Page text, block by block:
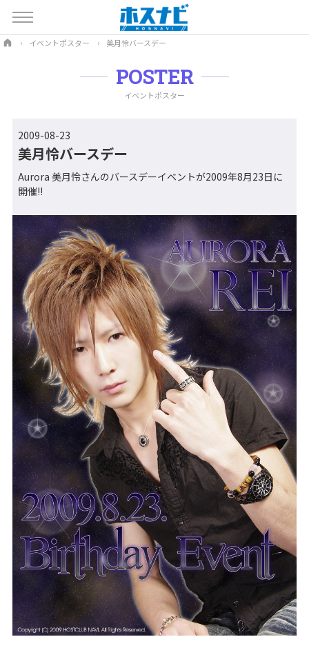
イベントポスター 美月怜バースデー
POSTER
イベントポスター
2009-08-23
美月怜バースデー
Aurora 美月怜さんのバースデーイベントが2009年8月23日に
開催!!